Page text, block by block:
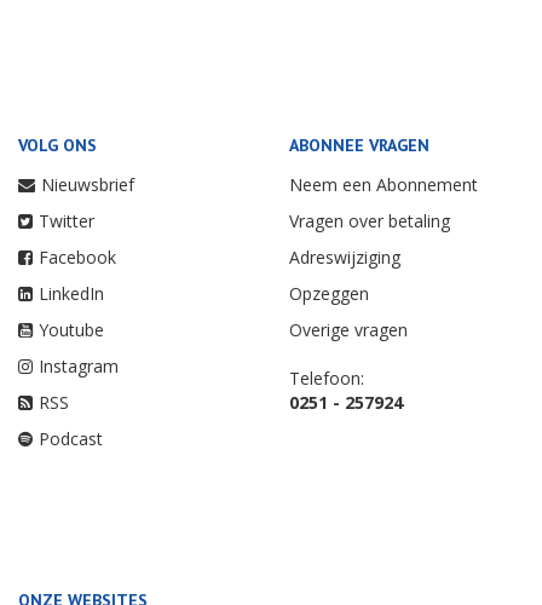
VOLG ONS
Nieuwsbrief
Twitter
Facebook
LinkedIn
Youtube
Instagram
RSS
Podcast
ABONNEE VRAGEN
Neem een Abonnement
Vragen over betaling
Adreswijziging
Opzeggen
Overige vragen
Telefoon:
0251 - 257924
ONZE WEBSITES